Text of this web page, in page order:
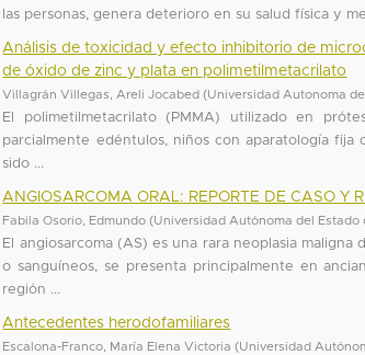
las personas, genera deterioro en su salud física y
Análisis de toxicidad y efecto inhibitorio de
de óxido de zinc y plata en polimetilmetacrilato
Villagrán Villegas, Areli Jocabed (Universidad Autonoma
El polimetilmetacrilato (PMMA) utilizado en
parcialmente edéntulos, niños con aparatología
sido ...
ANGIOSARCOMA ORAL: REPORTE DE CASO Y
Fabila Osorio, Edmundo (Universidad Autónoma del Estado
El angiosarcoma (AS) es una rara neoplasia
o sanguíneos, se presenta principalmente en
región ...
Antecedentes herodofamiliares
Escalona-Franco, María Elena Victoria (Universidad